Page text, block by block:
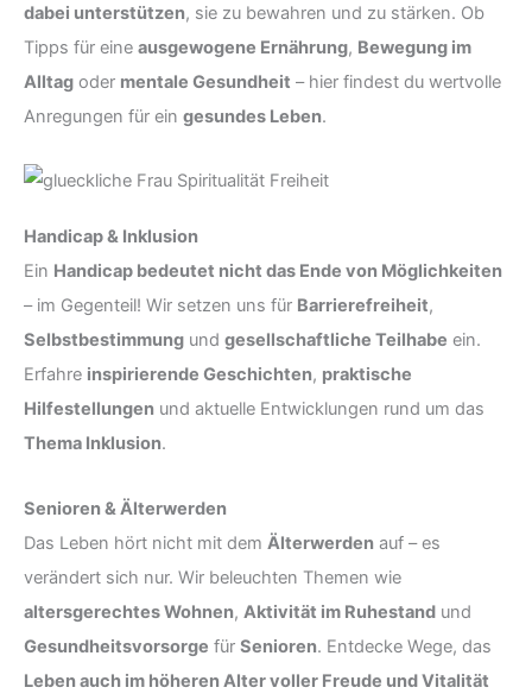
dabei unterstützen, sie zu bewahren und zu stärken. Ob
Tipps für eine ausgewogene Ernährung, Bewegung im
Alltag oder mentale Gesundheit – hier findest du wertvolle
Anregungen für ein gesundes Leben.
Handicap & Inklusion
Ein Handicap bedeutet nicht das Ende von Möglichkeiten
– im Gegenteil! Wir setzen uns für Barrierefreiheit,
Selbstbestimmung und gesellschaftliche Teilhabe ein.
Erfahre inspirierende Geschichten, praktische
Hilfestellungen und aktuelle Entwicklungen rund um das
Thema Inklusion.
Senioren & Älterwerden
Das Leben hört nicht mit dem Älterwerden auf – es
verändert sich nur. Wir beleuchten Themen wie
altersgerechtes Wohnen, Aktivität im Ruhestand und
Gesundheitsvorsorge für Senioren. Entdecke Wege, das
Leben auch im höheren Alter voller Freude und Vitalität